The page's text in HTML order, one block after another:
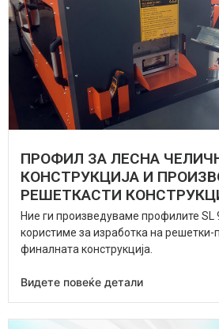
ПРОФИЛ ЗА ЛЕСНА
КОНСТРУКЦИЈА И
РЕШЕТКАСТИ
Ние ги произведуваме профилите SL
користиме за изработка на решетки-
финалната конструкција.
Видете повеќе детали